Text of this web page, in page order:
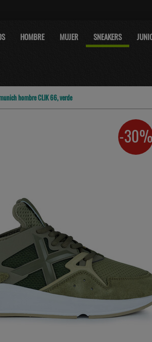
HOMBRE MUJER SNEAKERS
hombre CLIK 66, verde
-